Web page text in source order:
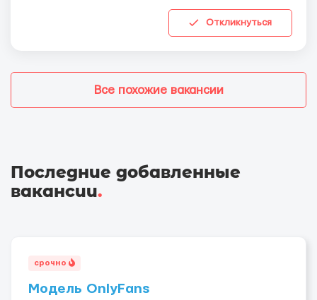
Откликнуться
Все похожие вакансии
Последние добавленные
вакансии.
срочно
Модель OnlyFans